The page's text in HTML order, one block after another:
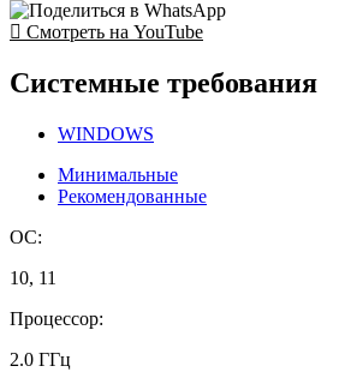
Смотреть на YouTube
Системные требования
WINDOWS
Минимальные
Рекомендованные
ОС:
10, 11
Процессор:
2.0 ГГц